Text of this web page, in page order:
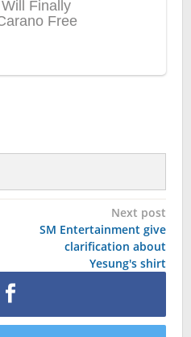
Next post
SM Entertainment give
clarification about
Yesung's shirt